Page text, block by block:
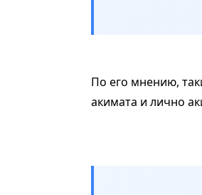
По его мнению,
акимата и лично